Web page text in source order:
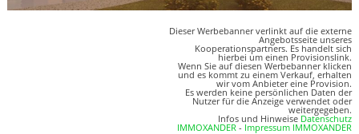
Dieser Werbebanner verlinkt auf die externe
Angebotsseite unseres
Kooperationspartners. Es handelt sich
hierbei um einen Provisionslink.
Wenn Sie auf diesen Werbebanner klicken
und es kommt zu einem Verkauf, erhalten
wir vom Anbieter eine Provision.
Es werden keine persönlichen Daten der
Nutzer für die Anzeige verwendet oder
weitergegeben.
Infos und Hinweise Datenschutz
IMMOXANDER - Impressum IMMOXANDER